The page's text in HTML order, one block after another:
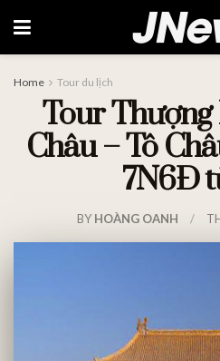
Home Tour du lịch
Tour
Châu – Tô
7N6Đ
BY HOÀNG OANH